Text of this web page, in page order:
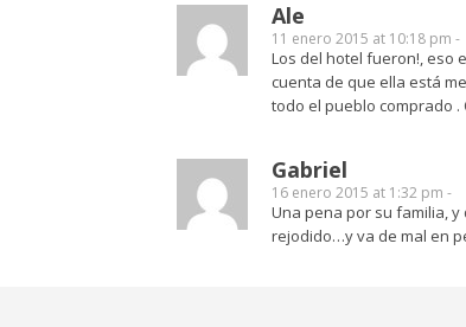
Ale
11 enero 2015 at 10:18 pm -
Los del hotel fueron!, eso
cuenta de que ella está
todo el pueblo comprado
Gabriel
16 enero 2015 at 1:32 pm -
Una pena por su familia,
rejodido…y va de mal en